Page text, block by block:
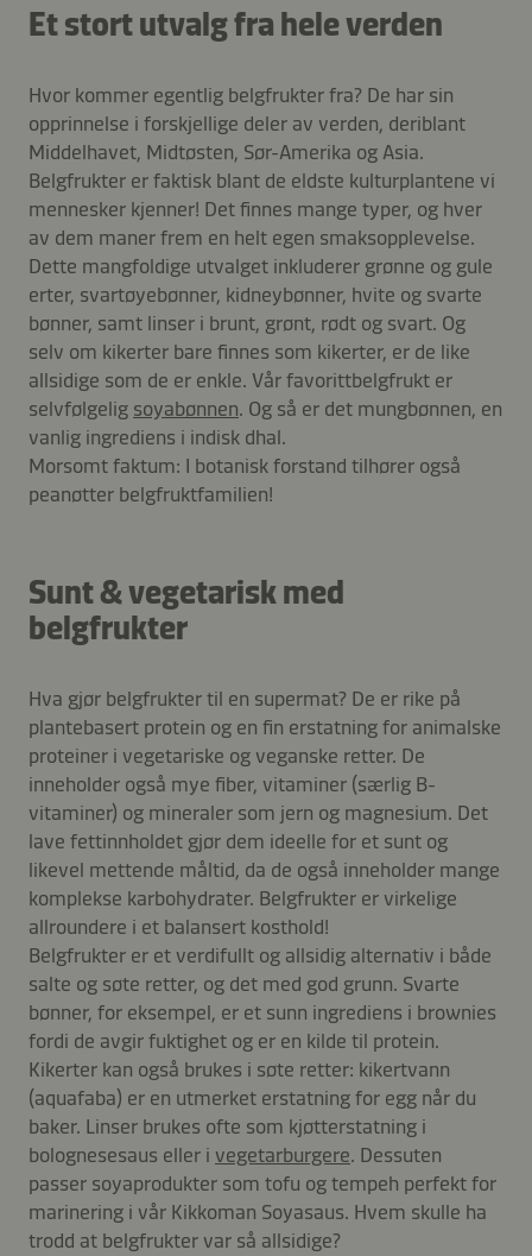
Et stort utvalg fra hele verden
Hvor kommer egentlig belgfrukter fra? De har sin
opprinnelse i forskjellige deler av verden, deriblant
Middelhavet, Midtøsten, Sør-Amerika og Asia.
Belgfrukter er faktisk blant de eldste kulturplantene vi
mennesker kjenner! Det finnes mange typer, og hver
av dem maner frem en helt egen smaksopplevelse.
Dette mangfoldige utvalget inkluderer grønne og gule
erter, svartøyebønner, kidneybønner, hvite og svarte
bønner, samt linser i brunt, grønt, rødt og svart. Og
selv om kikerter bare finnes som kikerter, er de like
allsidige som de er enkle. Vår favorittbelgfrukt er
selvfølgelig soyabønnen. Og så er det mungbønnen, en
vanlig ingrediens i indisk dhal.
Morsomt faktum: I botanisk forstand tilhører også
peanøtter belgfruktfamilien!
Sunt & vegetarisk med
belgfrukter
Hva gjør belgfrukter til en supermat? De er rike på
plantebasert protein og en fin erstatning for animalske
proteiner i vegetariske og veganske retter. De
inneholder også mye fiber, vitaminer (særlig B-
vitaminer) og mineraler som jern og magnesium. Det
lave fettinnholdet gjør dem ideelle for et sunt og
likevel mettende måltid, da de også inneholder mange
komplekse karbohydrater. Belgfrukter er virkelige
allroundere i et balansert kosthold!
Belgfrukter er et verdifullt og allsidig alternativ i både
salte og søte retter, og det med god grunn. Svarte
bønner, for eksempel, er et sunn ingrediens i brownies
fordi de avgir fuktighet og er en kilde til protein.
Kikerter kan også brukes i søte retter: kikertvann
(aquafaba) er en utmerket erstatning for egg når du
baker. Linser brukes ofte som kjøtterstatning i
bolognesesaus eller i vegetarburgere. Dessuten
passer soyaprodukter som tofu og tempeh perfekt for
marinering i vår Kikkoman Soyasaus. Hvem skulle ha
trodd at belgfrukter var så allsidige?